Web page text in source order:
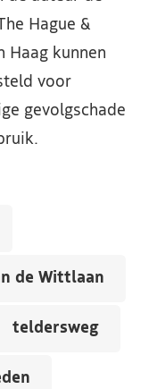
Hague &
Haag kunnen
voor
gevolgschade
de Wittlaan
teldersweg